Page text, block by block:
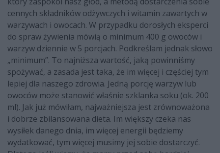
cennych składników odżywczych i witamin zawartych w
warzywach i owocach. W przypadku dorosłych eksperci
do spraw żywienia mówią o minimum 400 g owoców i
warzyw dziennie w 5 porcjach. Podkreślam jednak słowo
„minimum”. To najniższa wartość, jaką powinniśmy
spożywać, a zasada jest taka, że im więcej i częściej tym
lepiej dla naszego zdrowia. Jedną porcję warzyw lub
owoców może stanowić właśnie szklanka soku (ok. 200
ml). Jak już mówiłam, najważniejsza jest zrównoważona
i dobrze zbilansowana dieta. Im większy czeka nas
wysiłek danego dnia, im więcej energii będziemy
wydatkować, tym więcej musimy jej sobie dostarczyć.